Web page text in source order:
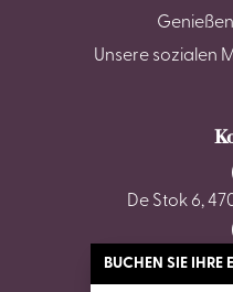
Unsere sozialen
De Stok 6,
0165
BUCHEN SIE IHRE